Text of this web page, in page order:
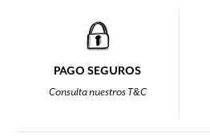
PAGO SEGUROS
Consulta nuestros T&C